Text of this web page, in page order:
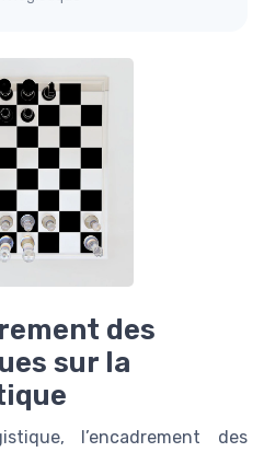
des
sur la
l’encadrement des